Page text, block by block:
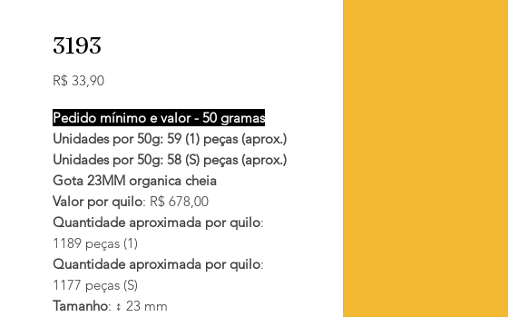
3193
R$ 33,90Preço
Pedido mínimo e valor - 50 gramas
Unidades por 50g: 59 (1) peças (aprox.)
Unidades por 50g: 58 (S) peças (aprox.)
Gota 23MM organica cheia
Valor por quilo: R$ 678,00
Quantidade aproximada por quilo:
1189 peças (1)
Quantidade aproximada por quilo:
1177 peças (S)
Tamanho: ↕ 23 mm